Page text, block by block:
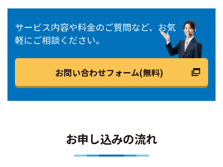
サービス内容や料金のご質問など、お気
軽にご相談ください。
お問い合わせフォーム(無料)
お申し込みの流れ